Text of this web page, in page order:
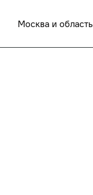
Москва и область